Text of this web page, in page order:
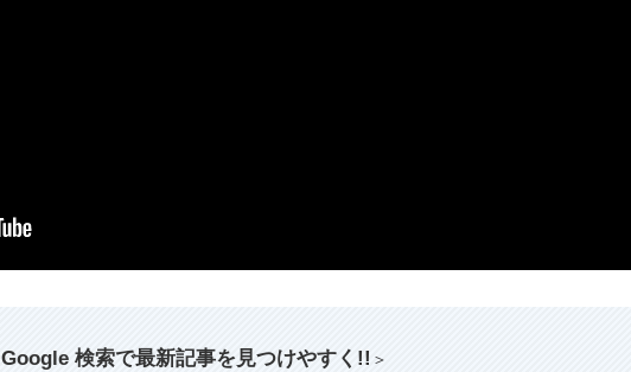
Google 検索で最新記事を見つけやすく!! ＞